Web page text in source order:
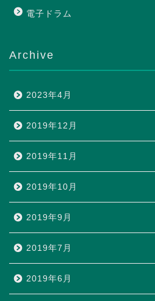
電子ドラム
Archive
2023年4月
2019年12月
2019年11月
2019年10月
2019年9月
2019年7月
2019年6月